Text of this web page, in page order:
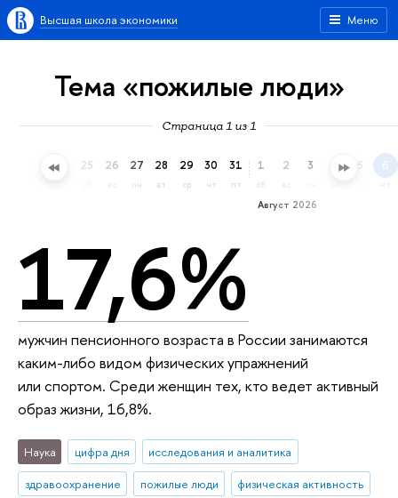
Меню
Высшая школа экономики
Тема «пожилые люди»
Страница 1 из 1
24 25 26 27
пн
28
вт
29
ср
30
чт
31
пт
Август 2026
1
сб
2 3 4 5 6
чт
17,6%
мужчин пенсионного возраста в России занимаются
каким-либо видом физических упражнений
или спортом. Среди женщин тех, кто ведет активный
образ жизни, 16,8%.
Наука цифра дня
исследования и аналитика
здравоохранение
пожилые люди физическая активность